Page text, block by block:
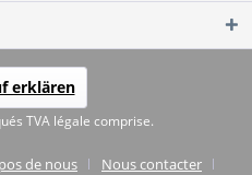
erklären
TVA légale comprise.
de nous
Nous contacter